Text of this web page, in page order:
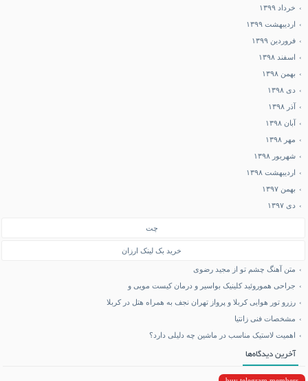
خرداد ۱۳۹۹
اردیبهشت ۱۳۹۹
فروردین ۱۳۹۹
اسفند ۱۳۹۸
بهمن ۱۳۹۸
دی ۱۳۹۸
آذر ۱۳۹۸
آبان ۱۳۹۸
مهر ۱۳۹۸
شهریور ۱۳۹۸
اردیبهشت ۱۳۹۸
بهمن ۱۳۹۷
دی ۱۳۹۷
چت
خرید بک لینک ارزان
متن آهنگ چشم تو از مجید رضوی
جراحی هموروئید کلینیک بواسیر و درمان کیست مویی و
رزرو تور هوایی کربلا و پرواز تهران نجف به همراه هتل در کربلا
مشخصات فنی زانتیا
اهمیت لاستیک مناسب در ماشین چه دلیلی دارد؟
آخرین دیدگاه‌ها